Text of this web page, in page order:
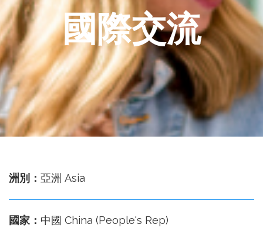
學
國
際
事
務
處
國際交流
洲別： 亞洲 Asia
國家： 中國 China (People's Rep)